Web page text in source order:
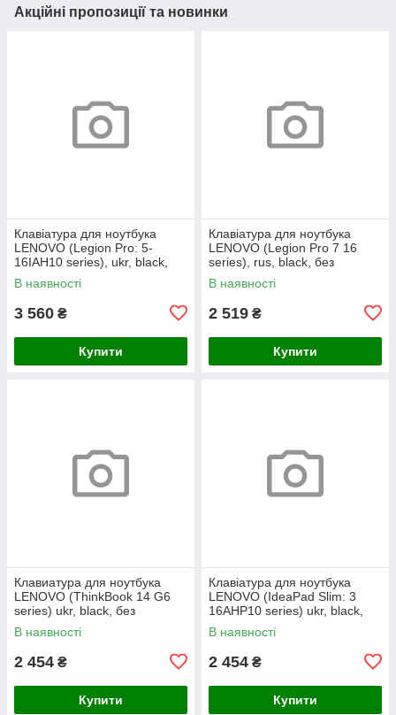
Акційні пропозиції та новинки
Клавіатура для ноутбука
LENOVO (Legion Pro: 5-
16IAH10 series), ukr, black,
без кадру, підсвічування
клавіш (RGB)
В наявності
3 560 ₴
Купити
Клавіатура для ноутбука
LENOVO (Legion Pro 7 16
series), rus, black, без
фрейма, підсвічування
клавіш (copilot)
В наявності
2 519 ₴
Купити
Клавиатура для ноутбука
LENOVO (ThinkBook 14 G6
series) ukr, black, без
фрейма, подсветка клавиш
(copilot)
В наявності
2 454 ₴
Купити
Клавіатура для ноутбука
LENOVO (IdeaPad Slim: 3
16AHP10 series) ukr, black,
без кадру, підсвічування
клавіш
В наявності
2 454 ₴
Купити